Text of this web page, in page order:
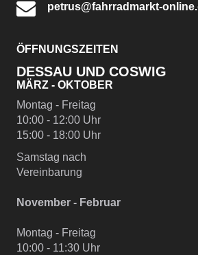
petrus@fahrradmarkt-
ÖFFNUNGSZEITEN
DESSAU UND COSWIG
MÄRZ - OKTOBER
Montag - Freitag
10:00 - 12:00 Uhr
15:00 - 18:00 Uhr
Samstag nach
Vereinbarung
November - Februar
Montag - Freitag
10:00 - 11:30 Uhr